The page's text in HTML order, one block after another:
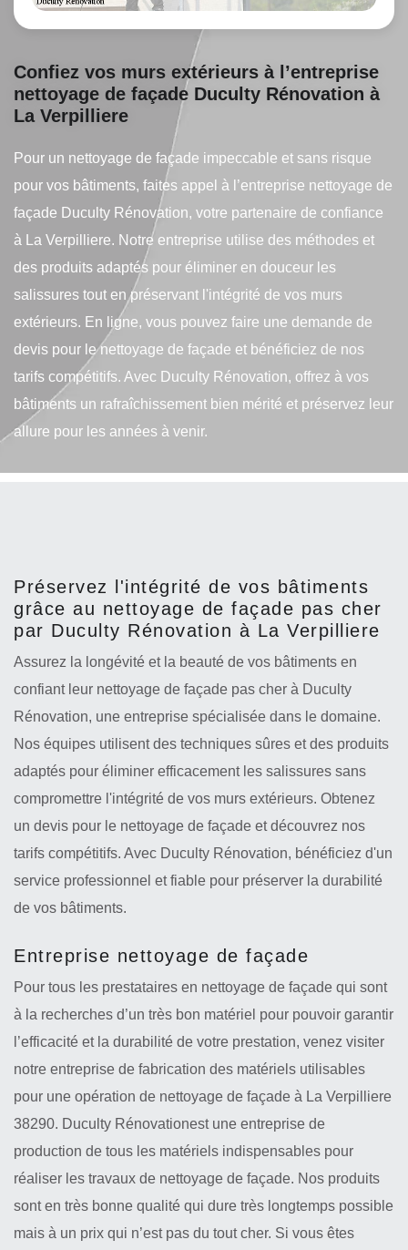
Confiez vos murs extérieurs à l’entreprise
nettoyage de façade Duculty Rénovation à
La Verpilliere
Pour un nettoyage de façade impeccable et sans risque
pour vos bâtiments, faites appel à l’entreprise nettoyage de
façade Duculty Rénovation, votre partenaire de confiance
à La Verpilliere. Notre entreprise utilise des méthodes et
des produits adaptés pour éliminer en douceur les
salissures tout en préservant l'intégrité de vos murs
extérieurs. En ligne, vous pouvez faire une demande de
devis pour le nettoyage de façade et bénéficiez de nos
tarifs compétitifs. Avec Duculty Rénovation, offrez à vos
bâtiments un rafraîchissement bien mérité et préservez leur
allure pour les années à venir.
Préservez l'intégrité de vos bâtiments
grâce au nettoyage de façade pas cher
par Duculty Rénovation à La Verpilliere
Assurez la longévité et la beauté de vos bâtiments en
confiant leur nettoyage de façade pas cher à Duculty
Rénovation, une entreprise spécialisée dans le domaine.
Nos équipes utilisent des techniques sûres et des produits
adaptés pour éliminer efficacement les salissures sans
compromettre l'intégrité de vos murs extérieurs. Obtenez
un devis pour le nettoyage de façade et découvrez nos
tarifs compétitifs. Avec Duculty Rénovation, bénéficiez d'un
service professionnel et fiable pour préserver la durabilité
de vos bâtiments.
Entreprise nettoyage de façade
Pour tous les prestataires en nettoyage de façade qui sont
à la recherches d’un très bon matériel pour pouvoir garantir
l’efficacité et la durabilité de votre prestation, venez visiter
notre entreprise de fabrication des matériels utilisables
pour une opération de nettoyage de façade à La Verpilliere
38290. Duculty Rénovationest une entreprise de
production de tous les matériels indispensables pour
réaliser les travaux de nettoyage de façade. Nos produits
sont en très bonne qualité qui dure très longtemps possible
mais à un prix qui n’est pas du tout cher. Si vous êtes